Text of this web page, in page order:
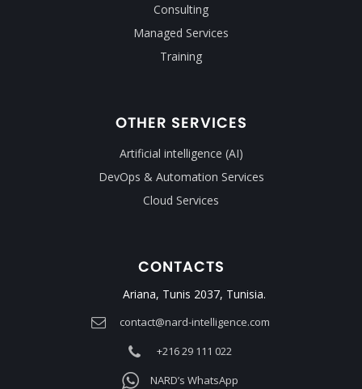
Consulting
Managed Services
Training
OTHER SERVICES
Artificial intelligence (AI)
DevOps & Automation Services
Cloud Services
CONTACTS
Ariana, Tunis 2037, Tunisia.
contact@nard-intelligence.com
+216 29 111 022
NARD’s WhatsApp